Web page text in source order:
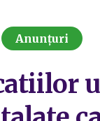
Anunțuri